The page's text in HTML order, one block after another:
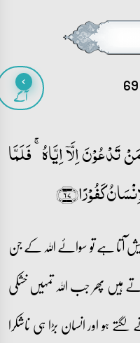
آگے
تَدۡعُوۡنَ اِلَّاۤ اِیَّاہُ ۚ فَلَمَّا
کَفُوۡرًا﴿۶۷﴾
آتا ہے تو سوائے اللہ کے جن
ہیں پھر جب اللہ تمہیں خشکی
ہو اور انسان بڑا ہی ناشکرا